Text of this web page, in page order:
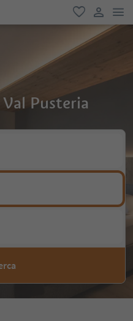
favoriti
user link
Pusteria